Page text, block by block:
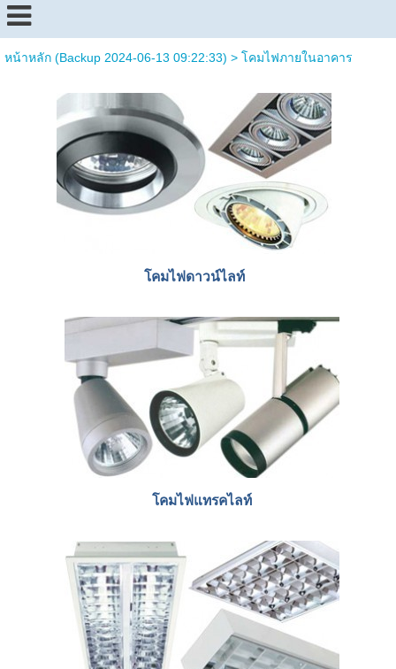
หน้าหลัก (Backup 2024-06-13 09:22:33) > โคมไฟภายในอาคาร
โคมไฟดาวน์ไลท์
โคมไฟแทรคไลท์